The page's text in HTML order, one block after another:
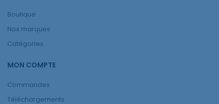
Boutique
Nos marques
Catégories
MON COMPTE
Commandes
Téléchargements